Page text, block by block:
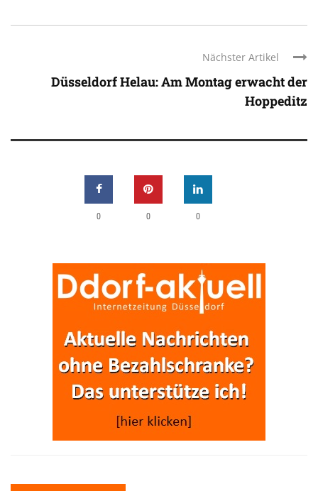
Nächster Artikel
Düsseldorf Helau: Am Montag erwacht der
Hoppeditz
0 0 0